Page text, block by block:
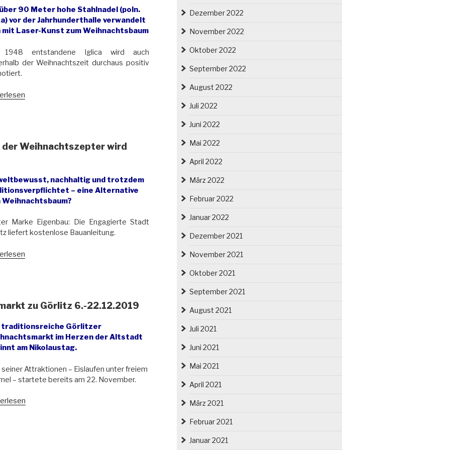
90 Meter hohe Stahlnadel (poln.
vor der Jahrhunderthalle verwandelt
mit Laser-Kunst zum Weihnachtsbaum
1948 entstandene Iglica wird auch
der Weihnachtszeit durchaus positiv
Weihnachtszepter wird
nachhaltig und trotzdem
– eine Alternative
Weihnachtsbaum?
Marke Eigenbau: Die Engagierte Stadt
liefert kostenlose Bauanleitung.
zu Görlitz 6.-22.12.2019
traditionsreiche Görlitzer
im Herzen der Altstadt
am Nikolaustag.
seiner Attraktionen – Eislaufen unter freiem
– startete bereits am 22. November.
Dezember 2022
November 2022
Oktober 2022
September 2022
August 2022
Juli 2022
Juni 2022
Mai 2022
April 2022
März 2022
Februar 2022
Januar 2022
Dezember 2021
November 2021
Oktober 2021
September 2021
August 2021
Juli 2021
Juni 2021
Mai 2021
April 2021
März 2021
Februar 2021
Januar 2021